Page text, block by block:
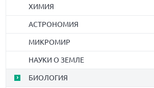
ХИМИЯ
АСТРОНОМИЯ
МИКРОМИР
НАУКИ О ЗЕМЛЕ
БИОЛОГИЯ